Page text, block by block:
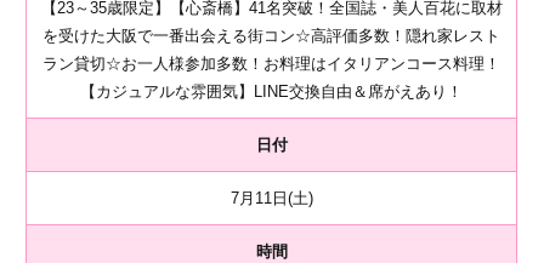
【23～35歳限定】【心斎橋】41名突破！全国誌・美人百花に取材
を受けた大阪で一番出会える街コン☆高評価多数！隠れ家レスト
ラン貸切☆お一人様参加多数！お料理はイタリアンコース料理！
【カジュアルな雰囲気】LINE交換自由＆席がえあり！
日付
7月11日(土)
時間